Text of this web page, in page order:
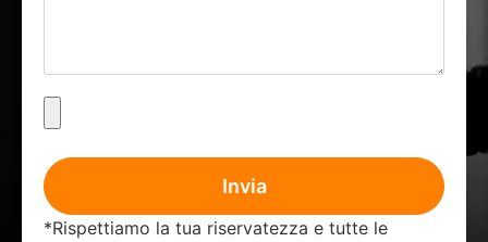
Invia
*Rispettiamo la tua riservatezza e tutte le